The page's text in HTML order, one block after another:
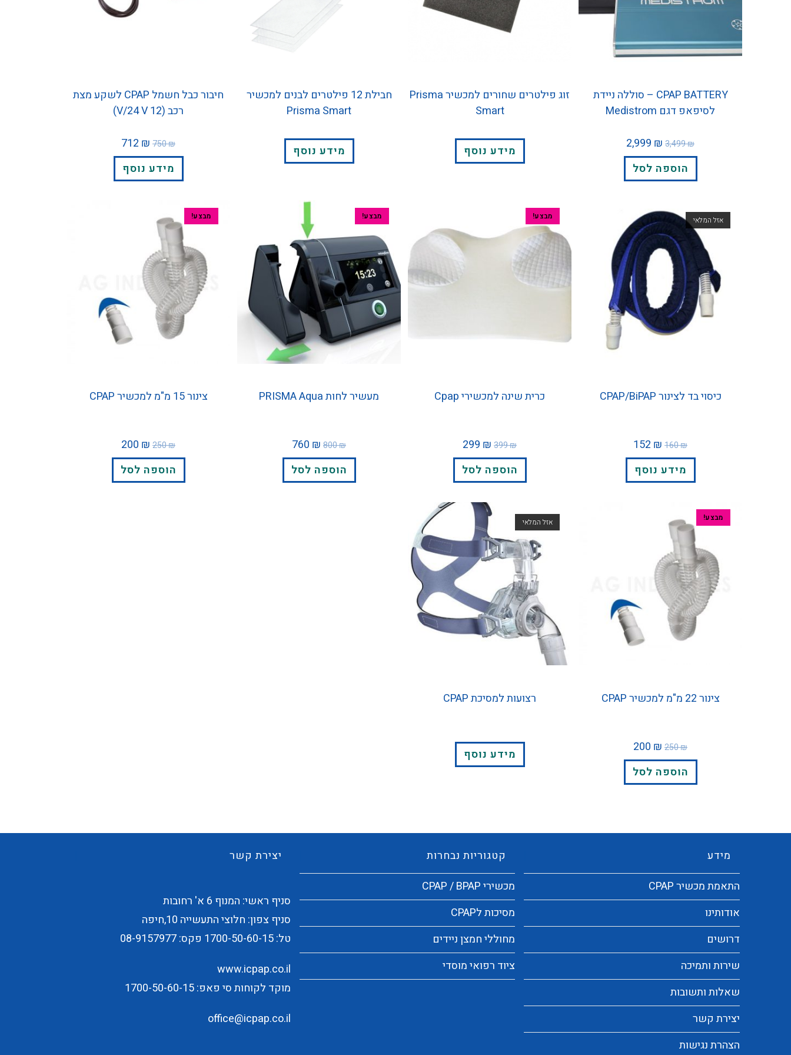
CPAP BATTERY – סוללה ניידת
לסיפאפ דגם Medistrom
3,499₪
2,999 ₪
הוספה לסל
זוג פילטרים שחורים למכשיר Prisma
Smart
מידע נוסף
חבילת 12 פילטרים לבנים למכשיר
Prisma Smart
מידע נוסף
חיבור כבל חשמל CPAP לשקע מצת
רכב (12 V/24 V)
750₪
712 ₪
מידע נוסף
אזל המלאי
כיסוי בד לצינור CPAP/BiPAP
160₪
152 ₪
מידע נוסף
מבצע!
כרית שינה למכשירי Cpap
399₪
299 ₪
הוספה לסל
מבצע!
מעשיר לחות PRISMA Aqua
800₪
760 ₪
הוספה לסל
מבצע!
צינור 15 מ"מ למכשיר CPAP
250₪
200 ₪
הוספה לסל
מבצע!
צינור 22 מ"מ למכשיר CPAP
250₪
200 ₪
הוספה לסל
אזל המלאי
רצועות למסיכת CPAP
מידע נוסף
מידע
התאמת מכשיר CPAP
אודותינו
דרושים
שירות ותמיכה
שאלות ותשובות
יצירת קשר
הצהרת נגישות
קטגוריות נבחרות
מכשירי CPAP / BPAP
מסיכות לCPAP
מחוללי חמצן ניידים
ציוד רפואי מוסדי
יצירת קשר
סניף ראשי: המנוף 6 א' רחובות
סניף צפון: חלוצי התעשייה 10,חיפה
טל:1700-50-60-15 פקס: 08-9157977
www.icpap.co.il
מוקד לקוחות סי פאפ: 1700-50-60-15
office@icpap.co.il